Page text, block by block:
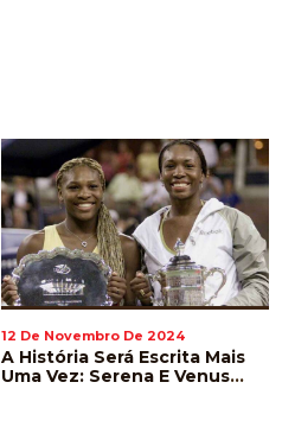
12 De Novembro De 2024
A História Será Escrita Mais
Uma Vez: Serena E Venus